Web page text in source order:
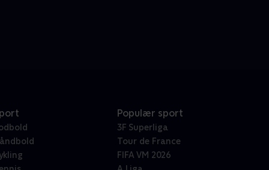
Populær sport
3F Superliga
Tour de France
FIFA VM 2026